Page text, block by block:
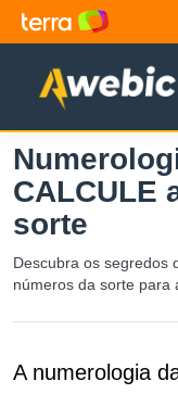
CALCULE
sorte
Descubra os segredos
números da sorte para
A numerologia